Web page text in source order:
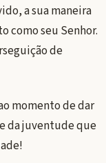
a sua maneira
como seu Senhor.
de
momento de dar
da juventude que